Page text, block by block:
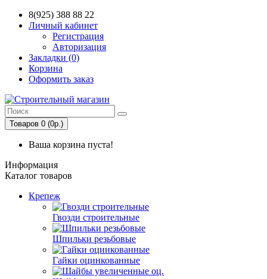
8(925) 388 88 22
Личный кабинет
Регистрация
Авторизация
Закладки (0)
Корзина
Оформить заказ
Товаров 0 (0р.)
Ваша корзина пуста!
Информация
Каталог товаров
Крепеж
Гвозди строительные
Шпильки резьбовые
Гайки оцинкованные